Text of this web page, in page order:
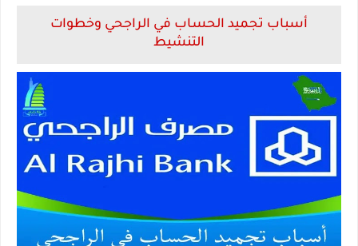
أسباب تجميد الحساب في الراجحي وخطوات
التنشيط